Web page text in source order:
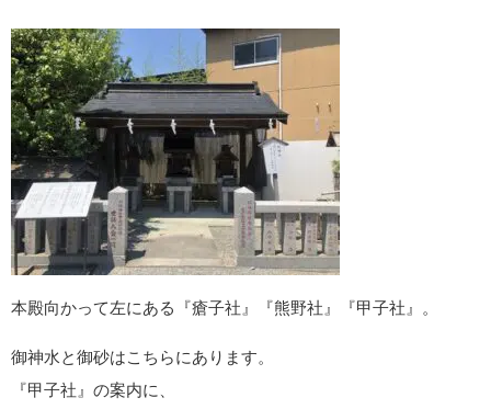
本殿向かって左にある『瘡子社』『熊野社』『甲子社』。
御神水と御砂はこちらにあります。
『甲子社』の案内に、